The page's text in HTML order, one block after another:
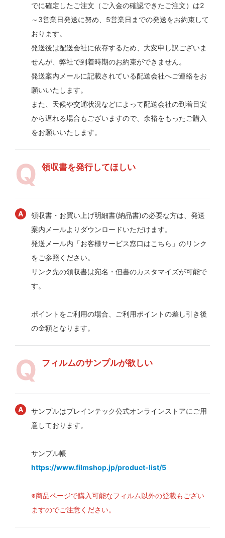
でに確定したご注文（ご入金の確認できたご注文）は2
～3営業日発送に努め、5営業日までの発送をお約束して
おります。
発送後は配送会社に依存するため、大変申し訳ございま
せんが、弊社で到着時期のお約束ができません。
発送案内メールに記載されている配送会社へご連絡をお
願いいたします。
また、天候や交通状況などによって配送会社の到着目安
から遅れる場合もございますので、余裕をもったご購入
をお願いいたします。
領収書を発行してほしい
領収書・お買い上げ明細書(納品書)の必要な方は、発送
案内メールよりダウンロードいただけます。
発送メール内「お客様サービス窓口はこちら」のリンク
をご参照ください。
リンク先の領収書は宛名・但書のカスタマイズが可能で
す。
ポイントをご利用の場合、ご利用ポイントの差し引き後
の金額となります。
フィルムのサンプルが欲しい
サンプルはブレインテック公式オンラインストアにご用
意しております。
サンプル帳
https://www.filmshop.jp/product-list/5
※商品ページで購入可能なフィルム以外の登載もござい
ますのでご注意ください。